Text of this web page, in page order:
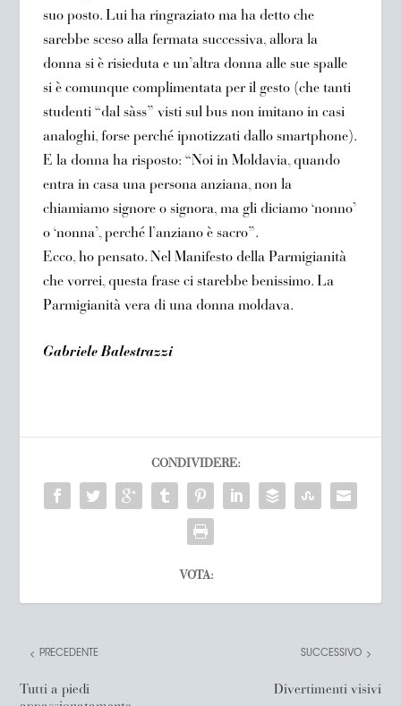
suo posto. Lui ha ringraziato ma ha detto che
sarebbe sceso alla fermata successiva, allora la
donna si è risieduta e un’altra donna alle sue spalle
si è comunque complimentata per il gesto (che tanti
studenti “dal sàss” visti sul bus non imitano in casi
analoghi, forse perché ipnotizzati dallo smartphone).
E la donna ha risposto: “Noi in Moldavia, quando
entra in casa una persona anziana, non la
chiamiamo signore o signora, ma gli diciamo ‘nonno’
o ‘nonna’, perché l’anziano è sacro”.
Ecco, ho pensato. Nel Manifesto della Parmigianità
che vorrei, questa frase ci starebbe benissimo. La
Parmigianità vera di una donna moldava.
Gabriele Balestrazzi
CONDIVIDERE:
VOTA:
PRECEDENTE
Tutti a piedi
SUCCESSIVO
Divertimenti visivi